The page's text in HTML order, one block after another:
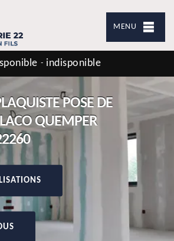
MENU
- indisponible
POSE DE
QUEMPER